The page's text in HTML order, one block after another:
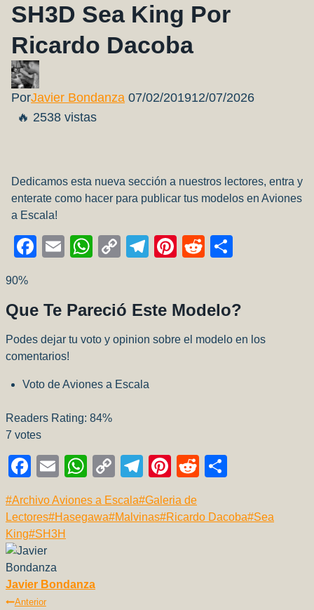
SH3D Sea King Por
Ricardo Dacoba
PorJavier Bondanza 07/02/201912/07/2026
🔥 2538 vistas
Dedicamos esta nueva sección a nuestros lectores, entra y
enterate como hacer para publicar tus modelos en Aviones
a Escala!
Facebook
EmailWhatsApp
CopyTelegram
Pinterest
Reddit
90%
Que Te Pareció Este Modelo?
Podes dejar tu voto y opinion sobre el modelo en los
comentarios!
Voto de Aviones a Escala
Readers Rating: 84%
7 votes
F
c
e
b
o
o
E
ail
W
at
p
C
p
T
e
Pi
er
R
d
m
Etiquetas
de
la
entrada:
#Archivo Aviones a Escala#Galeria de
Lectores#Hasegawa#Malvinas#Ricardo Dacoba#Sea
King#SH3H
Javier Bondanza
Navegación
Anterior